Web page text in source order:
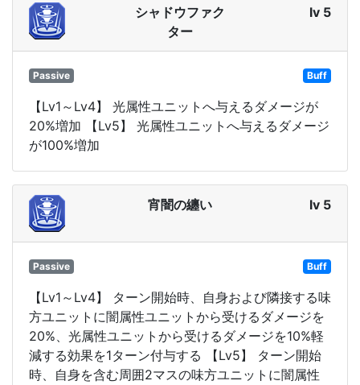
シャドウファク
ター
lv 5
Passive Buff
【Lv1～Lv4】 光属性ユニットへ与えるダメージが
20%増加 【Lv5】 光属性ユニットへ与えるダメージ
が100%増加
宵闇の纏い lv 5
Passive Buff
【Lv1～Lv4】 ターン開始時、自身および隣接する味
方ユニットに闇属性ユニットから受けるダメージを
20%、光属性ユニットから受けるダメージを10%軽
減する効果を1ターン付与する 【Lv5】 ターン開始
時、自身を含む周囲2マスの味方ユニットに闇属性